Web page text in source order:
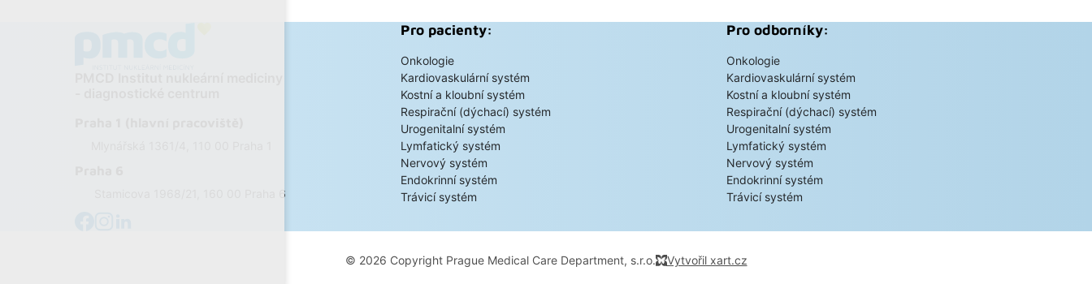
Stamicova 1968/21, 160 00 Praha 6
Pro pacienty:
Onkologie
Kardiovaskulární systém
Kostní a kloubní systém
Respirační (dýchací) systém
Urogenitalní systém
Lymfatický systém
Nervový systém
Endokrinní systém
Trávicí systém
Pro odborníky:
Onkologie
Kardiovaskulární systém
Kostní a kloubní systém
Respirační (dýchací) systém
Urogenitalní systém
Lymfatický systém
Nervový systém
Endokrinní systém
Trávicí systém
© 2026 Copyright Prague Medical Care Department, s.r.o. Vytvořil xart.cz